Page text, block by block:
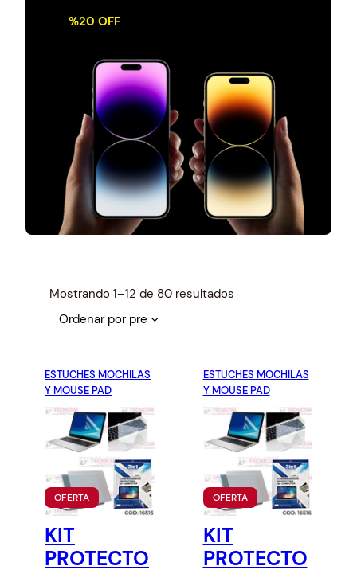
%20 OFF
Mostrando 1–12 de 80 resultados
e
d
b
y
p
i
c
l
ESTUCHES MOCHILAS
Y MOUSE PAD
OFERTAP
R
KIT
PROTECTO
ESTUCHES MOCHILAS
Y MOUSE PAD
OFERTAP
R
KIT
PROTECTO